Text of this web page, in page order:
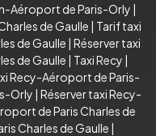
Aéroport de Paris-Orly |
de Gaulle | Tarif taxi
de Gaulle | Réserver taxi
de Gaulle | Taxi Recy |
Recy-Aéroport de Paris-
Orly | Réserver taxi Recy-
de Paris Charles de
Charles de Gaulle |